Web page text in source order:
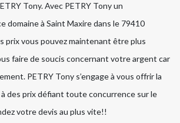
Tony. Avec PETRY Tony un
domaine à Saint Maxire dans le 79410
prix vous pouvez maintenant être plus
faire de soucis concernant votre argent car
PETRY Tony s’engage à vous offrir la
des prix défiant toute concurrence sur le
votre devis au plus vite!!